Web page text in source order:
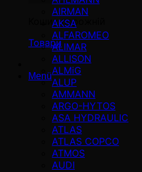
Кошик порожній
Товари
Menü
AIRMAN
AKSA
ALFAROMEO
ALIMAR
ALLISON
ALMiG
ALUP
AMMANN
ARGO-HYTOS
ASA HYDRAULIC
ATLAS
ATLAS COPCO
ATMOS
AUDI